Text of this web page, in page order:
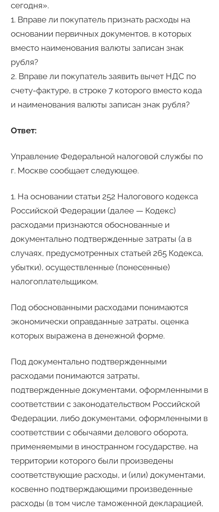
сегодня».
1. Вправе ли покупатель признать расходы на
основании первичных документов, в которых
вместо наименования валюты записан знак
рубля?
2. Вправе ли покупатель заявить вычет НДС по
счету-фактуре, в строке 7 которого вместо кода
и наименования валюты записан знак рубля?
Ответ:
Управление Федеральной налоговой службы по
г. Москве сообщает следующее.
1. На основании статьи 252 Налогового кодекса
Российской Федерации (далее — Кодекс)
расходами признаются обоснованные и
документально подтвержденные затраты (а в
случаях, предусмотренных статьей 265 Кодекса,
убытки), осуществленные (понесенные)
налогоплательщиком.
Под обоснованными расходами понимаются
экономически оправданные затраты, оценка
которых выражена в денежной форме.
Под документально подтвержденными
расходами понимаются затраты,
подтвержденные документами, оформленными в
соответствии с законодательством Российской
Федерации, либо документами, оформленными в
соответствии с обычаями делового оборота,
применяемыми в иностранном государстве, на
территории которого были произведены
соответствующие расходы, и (или) документами,
косвенно подтверждающими произведенные
расходы (в том числе таможенной декларацией,